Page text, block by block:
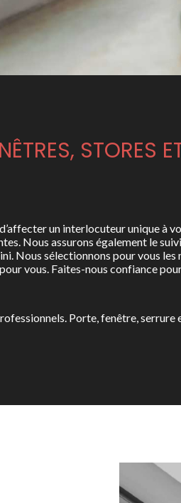
STORES
un interlocuteur unique à
Nous assurons également le
Nous sélectionnons pour vous les
vous. Faites-nous confiance
Porte, fenêtre, serrure